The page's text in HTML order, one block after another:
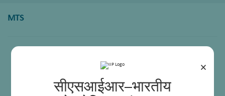
×
सीएसआईआर–भारतीय
MTS